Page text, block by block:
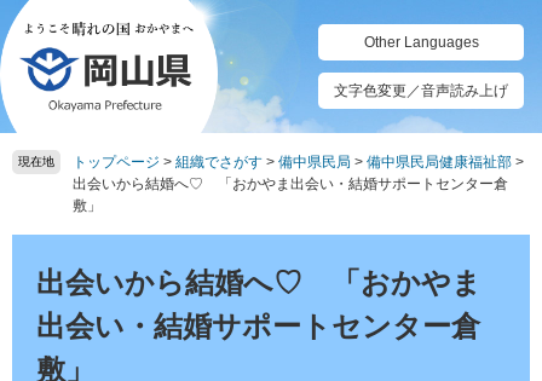
ペ
ー
ジ
の
先
頭
メ
ニ
ュ
ー
を
飛
本
Other Languages
文字色変更／音声読み上げ
現在地 トップページ > 組織でさがす > 備中県民局 > 備中県民局健康福祉部 >
出会いから結婚へ♡ 「おかやま出会い・結婚サポートセンター倉
敷」
出会いから結婚へ♡ 「おかやま
出会い・結婚サポートセンター倉
敷」